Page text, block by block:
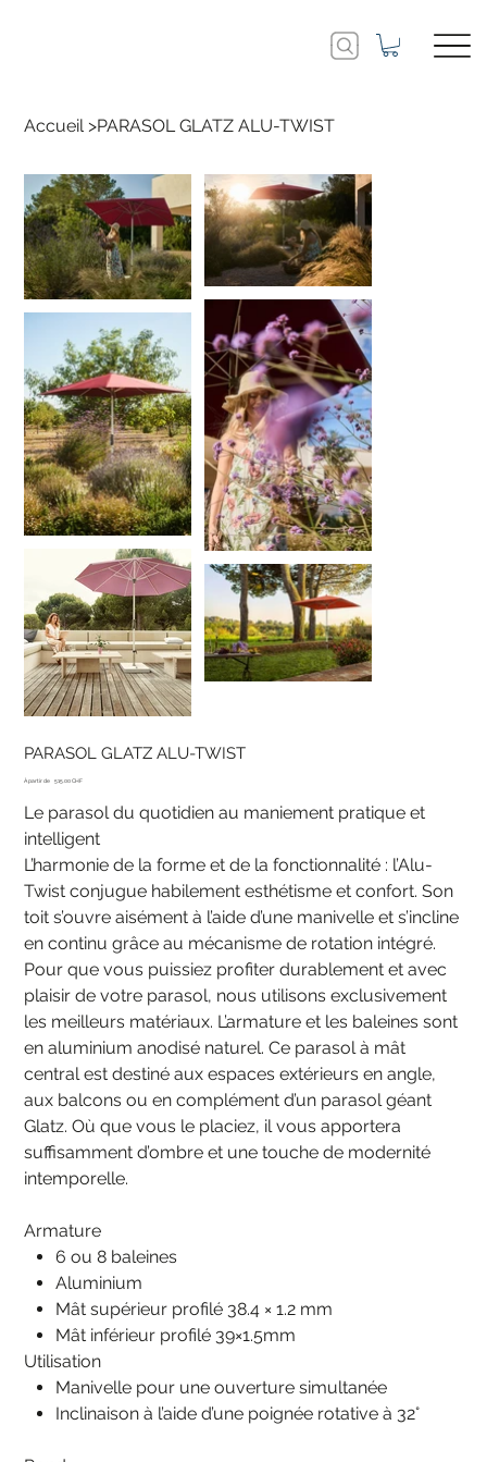
Accueil >PARASOL GLATZ ALU-TWIST
PARASOL GLATZ ALU-TWIST
À partir de Prix
515.00 CHF
Le parasol du quotidien au maniement pratique et
intelligent
L’harmonie de la forme et de la fonctionnalité : l’Alu-
Twist conjugue habilement esthétisme et confort. Son
toit s’ouvre aisément à l’aide d’une manivelle et s’incline
en continu grâce au mécanisme de rotation intégré.
Pour que vous puissiez profiter durablement et avec
plaisir de votre parasol, nous utilisons exclusivement
les meilleurs matériaux. L’armature et les baleines sont
en aluminium anodisé naturel. Ce parasol à mât
central est destiné aux espaces extérieurs en angle,
aux balcons ou en complément d’un parasol géant
Glatz. Où que vous le placiez, il vous apportera
suffisamment d’ombre et une touche de modernité
intemporelle.
Armature
6 ou 8 baleines
Aluminium
Mât supérieur profilé 38.4 × 1.2 mm
Mât inférieur profilé 39×1.5mm
Utilisation
Manivelle pour une ouverture simultanée
Inclinaison à l’aide d’une poignée rotative à 32°